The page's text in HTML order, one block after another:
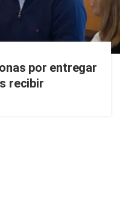
por entregar
recibir